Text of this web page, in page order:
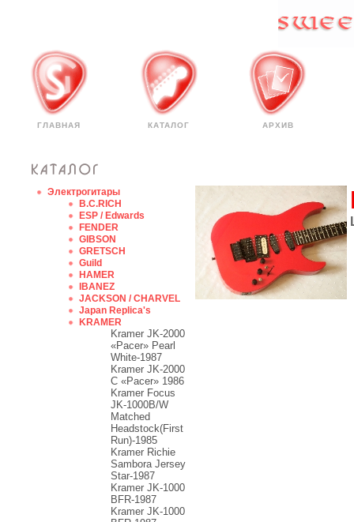
ГЛАВНАЯ КАТАЛОГ АРХИВ
Электрогитары
B.C.RICH
ESP / Edwards
FENDER
GIBSON
GRETSCH
Guild
HAMER
IBANEZ
JACKSON / CHARVEL
Japan Replica's
KRAMER
Kramer JK-2000
«Pacer» Pearl
White-1987
Kramer JK-2000
С «Pacer» 1986
Kramer Focus
JK-1000B/W
Matched
Headstock(First
Run)-1985
Kramer Richie
Sambora Jersey
Star-1987
Kramer JK-1000
BFR-1987
Kramer JK-1000